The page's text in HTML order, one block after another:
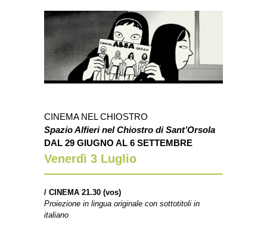
CINEMA NEL CHIOSTRO
Spazio Alfieri nel Chiostro di Sant’Orsola
DAL 29 GIUGNO AL 6 SETTEMBRE
Venerdì 3 Luglio
/ CINEMA 21.30 (vos)
Proiezione in lingua originale con sottotitoli in
italiano